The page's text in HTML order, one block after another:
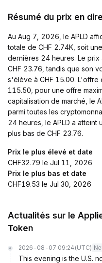
Résumé du prix en
Au Aug 7, 2026, le APLD
totale de CHF 2.74K, soit
dernières 24 heures. Le prix
CHF 23.76, tandis que son
s'élève à CHF 15.00. L'offre
115.50, pour une offre
capitalisation de marché, le
parmi toutes les
24 heures, le APLD a atteint
plus bas de CHF 23.76.
Prix le plus élevé et date
CHF32.79 le Jul 11, 2026
Prix le plus bas et date
CHF19.53 le Jul 30, 2026
Actualités sur le
Token
2026-08-07 09:24 (UTC)
This evening is the U.S.